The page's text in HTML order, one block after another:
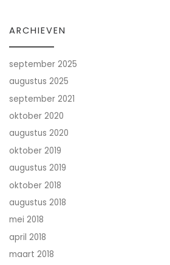
ARCHIEVEN
september 2025
augustus 2025
september 2021
oktober 2020
augustus 2020
oktober 2019
augustus 2019
oktober 2018
augustus 2018
mei 2018
april 2018
maart 2018